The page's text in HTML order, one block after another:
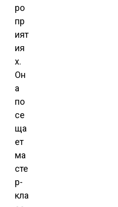
ро
пр
ият
ия
х.
Он
а
по
се
ща
ет
ма
сте
р-
кла